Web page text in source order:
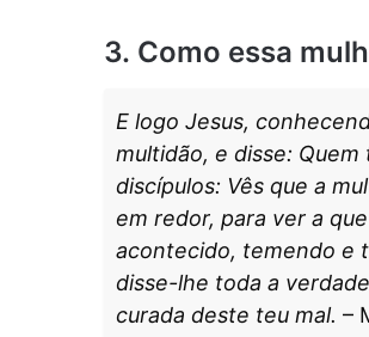
3. Como essa
E logo Jesus,
multidão, e disse:
discípulos: Vês que a
em redor, para ver a
acontecido, temendo e
disse-lhe toda a
curada deste teu mal. –